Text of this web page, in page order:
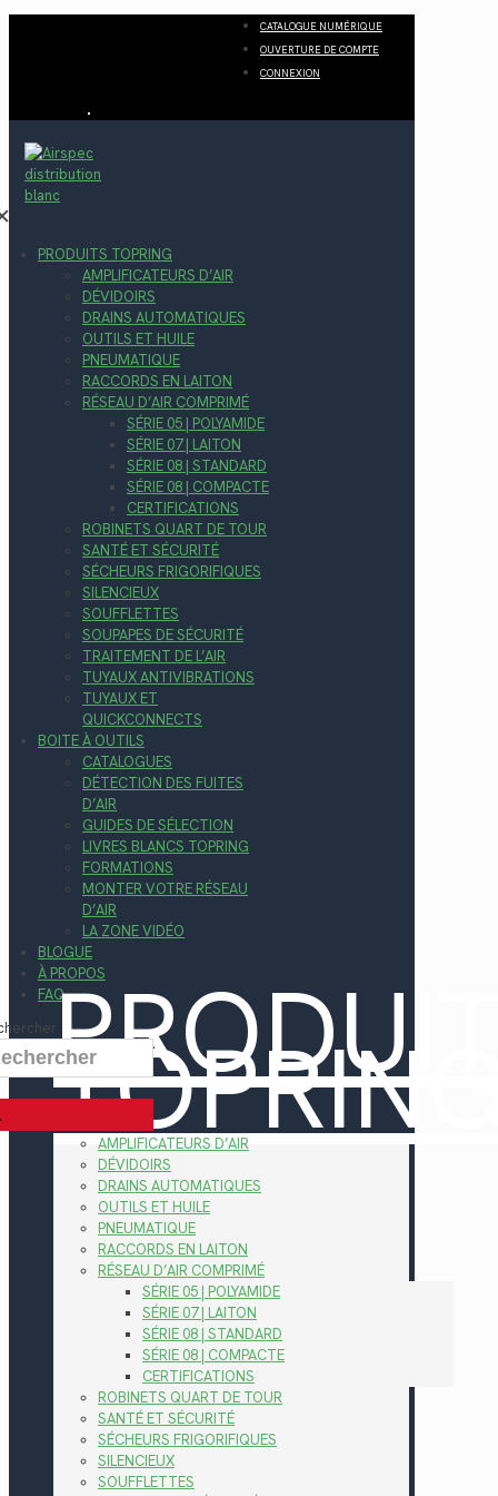
CATALOGUE NUMÉRIQUE
OUVERTURE DE COMPTE
CONNEXION
PRODUITS TOPRING
AMPLIFICATEURS D’AIR
DÉVIDOIRS
DRAINS AUTOMATIQUES
OUTILS ET HUILE
PNEUMATIQUE
RACCORDS EN LAITON
RÉSEAU D’AIR COMPRIMÉ
SÉRIE 05 | POLYAMIDE
SÉRIE 07 | LAITON
SÉRIE 08 | STANDARD
SÉRIE 08 | COMPACTE
CERTIFICATIONS
ROBINETS QUART DE TOUR
SANTÉ ET SÉCURITÉ
SÉCHEURS FRIGORIFIQUES
SILENCIEUX
SOUFFLETTES
SOUPAPES DE SÉCURITÉ
TRAITEMENT DE L’AIR
TUYAUX ANTIVIBRATIONS
TUYAUX ET
QUICKCONNECTS
BOITE À OUTILS
CATALOGUES
DÉTECTION DES FUITES
D’AIR
GUIDES DE SÉLECTION
LIVRES BLANCS TOPRING
FORMATIONS
MONTER VOTRE RÉSEAU
D’AIR
LA ZONE VIDÉO
BLOGUE
À PROPOS
FAQ
AMPLIFICATEURS D’AIR
DÉVIDOIRS
DRAINS AUTOMATIQUES
OUTILS ET HUILE
PNEUMATIQUE
RACCORDS EN LAITON
RÉSEAU D’AIR COMPRIMÉ
SÉRIE 05 | POLYAMIDE
SÉRIE 07 | LAITON
SÉRIE 08 | STANDARD
SÉRIE 08 | COMPACTE
CERTIFICATIONS
ROBINETS QUART DE TOUR
SANTÉ ET SÉCURITÉ
SÉCHEURS FRIGORIFIQUES
SILENCIEUX
SOUFFLETTES